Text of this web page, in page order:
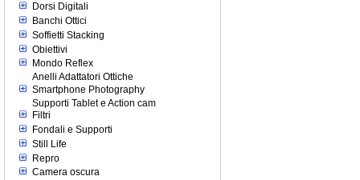
Dorsi Digitali
Banchi Ottici
Soffietti Stacking
Obiettivi
Mondo Reflex
Anelli Adattatori Ottiche
Smartphone Photography
Supporti Tablet e Action cam
Filtri
Fondali e Supporti
Still Life
Repro
Camera oscura